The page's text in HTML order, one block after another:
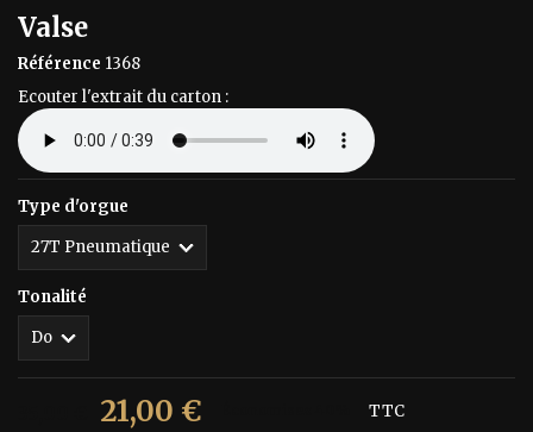
Valse
Référence 1368
Ecouter l'extrait du carton :
Type d'orgue
Tonalité
21,00 € TTC